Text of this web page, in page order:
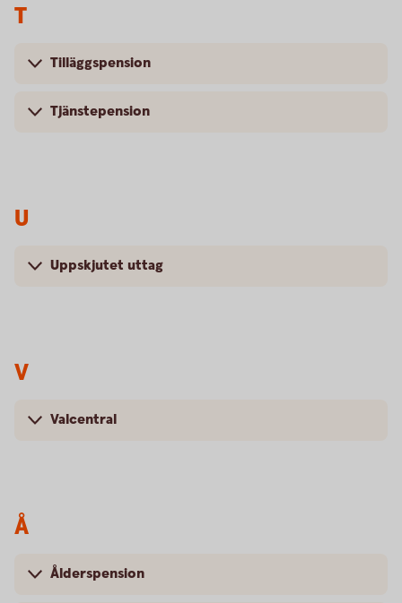
T
Tilläggspension
Tjänstepension
U
Uppskjutet uttag
V
Valcentral
Å
Ålderspension